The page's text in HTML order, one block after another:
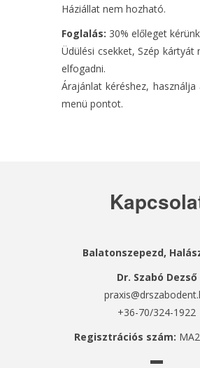
Háziállat nem hozható.
Foglalás: 30% előleget
Üdülési csekket, Szép kártyát
elfogadni.
Árajánlat kéréshez, használja
menü pontot.
Balatonszepezd,
Dr. Szabó Dezső
+36-70/324-1922
Regisztrációs szám: